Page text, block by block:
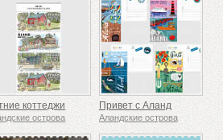
коттеджи
острова
Привет с Аланд
Аландские острова